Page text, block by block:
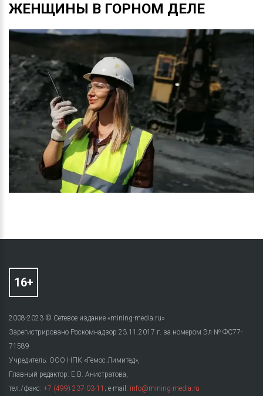
ЖЕНЩИНЫ В ГОРНОМ ДЕЛЕ
2008-2023 © Сетевое издание «mining-media.ru»
Зарегистрировано Роскомнадзор 23.11.2017 г. за номером Эл № ФС77-
71589
Учредитель: ООО НПК «Гемос Лимитед»,
Главный редактор: Е.В. Анистратова,
тел./факс: +7 (499) 237-03-11 ; e-mail: info@mining-media.ru